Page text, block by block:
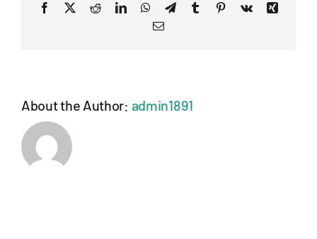
Facebook
X RedditLinkedInWhatsApp
TelegramTumblr PinterestVk
Xing
Email
About the Author: admin1891